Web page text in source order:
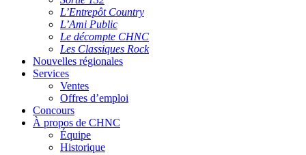
L’Entrepôt Country
L’Ami Public
Le décompte CHNC
Les Classiques Rock
Nouvelles régionales
Services
Ventes
Offres d’emploi
Concours
À propos de CHNC
Équipe
Historique